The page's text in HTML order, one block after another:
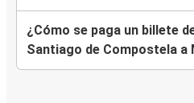
¿Cómo se paga un billete
Santiago de Compostela a